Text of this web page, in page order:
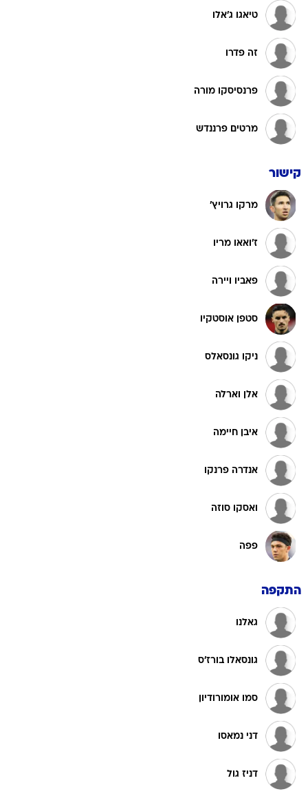
טיאגו ג'אלו
זה פדרו
פרנסיסקו מורה
מרטים פרננדש
קישור
מרקו גרויץ'
ז'ואאו מריו
פאביו ויירה
סטפן אוסטקיו
ניקו גונסאלס
אלן וארלה
איבן חיימה
אנדרה פרנקו
ואסקו סוזה
פפה
התקפה
גאלנו
גונסאלו בורז'ס
סמו אומורודיון
דני נמאסו
דניז גול